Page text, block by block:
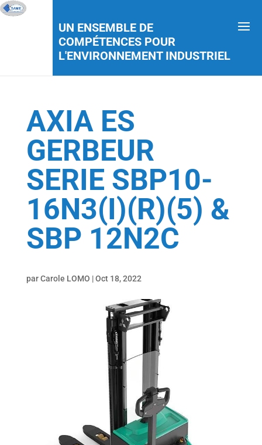
UN ENSEMBLE DE
COMPÉTENCES POUR
L'ENVIRONNEMENT INDUSTRIEL
AXIA ES
GERBEUR
SERIE SBP10-
16N3(I)(R)(5) &
SBP 12N2C
parCarole LOMO |Oct 18, 2022